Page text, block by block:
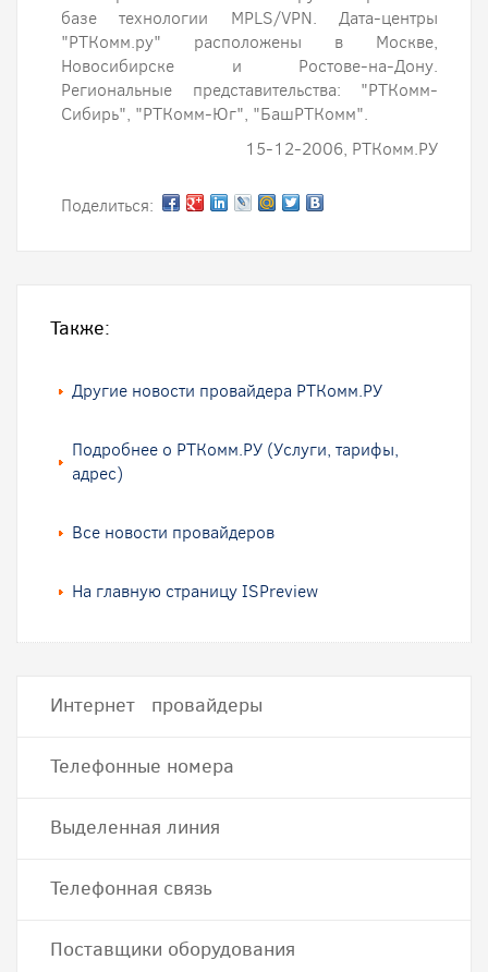
базе технологии MPLS/VPN. Дата-центры
"РТКомм.ру" расположены в Москве,
Новосибирске и Ростове-на-Дону.
Региональные представительства: "РТКомм-
Сибирь", "РТКомм-Юг", "БашРТКомм".
15-12-2006, РТКомм.РУ
Поделиться:
Также:
Другие новости провайдера РТКомм.РУ
Подробнее о РТКомм.РУ (Услуги, тарифы,
адрес)
Все новости провайдеров
На главную страницу ISPreview
Интернет провайдеры
Телефонные номера
Выделенная линия
Телефонная связь
Поставщики оборудования